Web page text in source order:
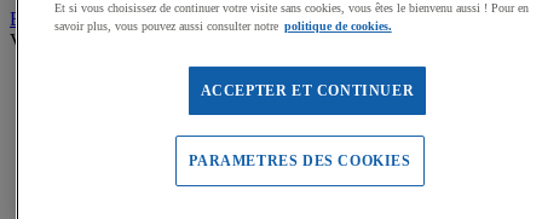
Equipement piscine, jeux aquatiques
Voir tous les produits
Matériel pour la piscine
Et si vous choisissez de continuer votre visite sans cookies, vous êtes le bienvenu aussi ! Pour en
savoir plus, vous pouvez aussi consulter notre politique de cookies.
ACCEPTER ET CONTINUER
PARAMETRES DES COOKIES